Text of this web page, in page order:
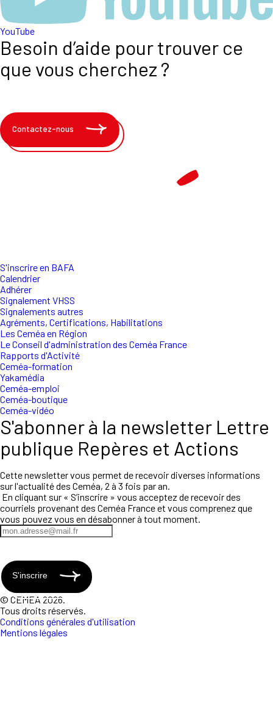
YouTube
Besoin d’aide pour trouver ce
que vous cherchez ?
Contactez-nous
S'inscrire en BAFA
Calendrier
Adhérer
Signalement VHSS
Signalements autres
Agréments, Certifications, Habilitations
Les Ceméa en Région
Le Conseil d'administration des Ceméa France
Rapports d'Activité
Ceméa-formation
Yakamédia
Ceméa-emploi
Ceméa-boutique
Ceméa-vidéo
S'abonner à la newsletter Lettre
publique Repères et Actions
Cette newsletter vous permet de recevoir diverses informations
sur l'actualité des Ceméa, 2 à 3 fois par an.
En cliquant sur « S’inscrire » vous acceptez de recevoir des
courriels provenant des Ceméa France et vous comprenez que
vous pouvez vous en désabonner à tout moment.
S'inscrire
© CEMEA 2026.
Tous droits réservés.
Conditions générales d'utilisation
Mentions légales